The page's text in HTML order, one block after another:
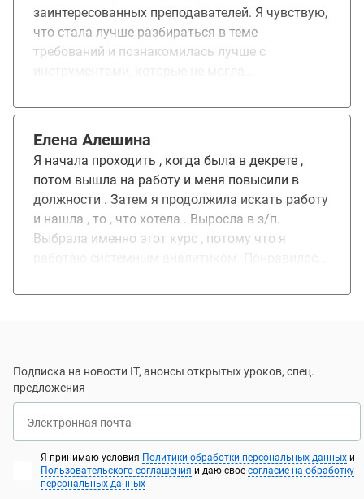
заинтересованных преподавателей. Я чувствую,
что стала лучше разбираться в теме
требований и познакомилась лучше с
на проекте. Рекомендовала друг!
Елена Алешина
Я начала проходить , когда была в декрете ,
потом вышла на работу и меня повысили в
должности . Затем я продолжила искать работу
и нашла , то , что хотела . Выросла в з/п.
Выбрала именно этот курс , потому что я
все структурно. Я стала применять полученные
Подписка на новости IT, анонсы открытых уроков, спец.
предложения
Электронная почта
Я принимаю условия Политики обработки персональных данных и
Пользовательского соглашения и даю свое согласие на обработку
персональных данных